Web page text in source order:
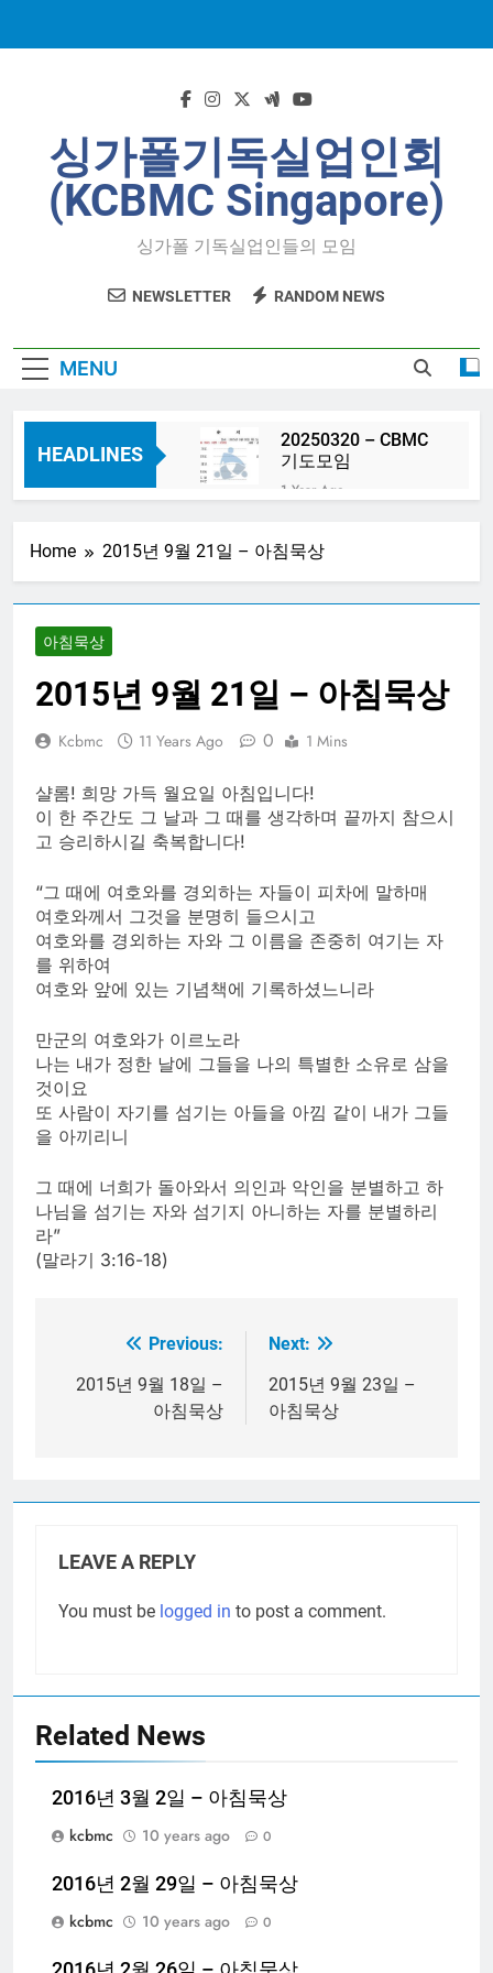
싱가폴기독실업인회
(KCBMC Singapore)
싱가폴 기독실업인들의 모임
NEWSLETTER RANDOM NEWS
MENU
HEADLINES
20250320 – CBMC
기도모임
1 Year Ago
1 Year Ago
기도모임
기도모임
1 Year Ago
20250220 – CBMC
1 Year Ago
20250213 – CBMC
Home 2015년 9월 21일 – 아침묵상
아침묵상
2015년 9월 21일 – 아침묵상
Kcbmc 11 Years Ago 0 1 Mins
샬롬! 희망 가득 월요일 아침입니다!
이 한 주간도 그 날과 그 때를 생각하며 끝까지 참으시
고 승리하시길 축복합니다!
“그 때에 여호와를 경외하는 자들이 피차에 말하매
여호와께서 그것을 분명히 들으시고
여호와를 경외하는 자와 그 이름을 존중히 여기는 자
를 위하여
여호와 앞에 있는 기념책에 기록하셨느니라
만군의 여호와가 이르노라
나는 내가 정한 날에 그들을 나의 특별한 소유로 삼을
것이요
또 사람이 자기를 섬기는 아들을 아낌 같이 내가 그들
을 아끼리니
그 때에 너희가 돌아와서 의인과 악인을 분별하고 하
나님을 섬기는 자와 섬기지 아니하는 자를 분별하리
라”
(말라기 3:16-18)
navigation
Previous:
2015년 9월 18일 –
아침묵상
Next:
2015년 9월 23일 –
아침묵상
LEAVE A REPLY
You must be logged in to post a comment.
Related News
2016년 3월 2일 – 아침묵상
kcbmc
10 years ago 0
2016년 2월 29일 – 아침묵상
kcbmc
10 years ago 0